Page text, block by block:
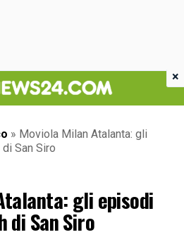
» Moviola Milan Atalanta: gli
San Siro
gli episodi
di San Siro
×